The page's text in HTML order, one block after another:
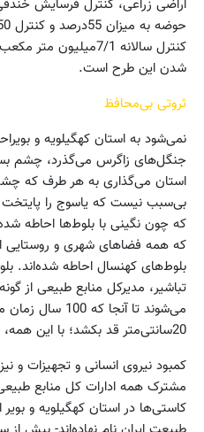
اراضی زراعی، کنترل فرسایش
کنترل سالانه 7/
شدن این طرح است.
ثروتی بی‌محافظ
نمی‌شود به استان کهگیلویه و
جنگل‌های زاگرس می‌گذرد، چشم
استان می‌گذاری به هر طرف که
بی‌سبب نیست که یاسوج را پایتخت
که چون نگینی با بلوط‌ها احاطه
که همه فضاهای شهری و روستایی
بلوط‌های کهنسال احاطه شده‌اند.
تباشیر، مدیرکل منابع طبیعی از
می‌شوند تا آنجا
20سانتی‌متر قد بکشد؛ با این همه، بلوط‌زارها بی‌محافظ رها شده‌اند.
کمبود نیروی انسانی و تجهیزات و
مشترک همه ادارات کل منابع
کاستی‌ها در استان کهگیلویه و